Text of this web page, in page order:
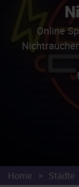
Online
Home > Städte